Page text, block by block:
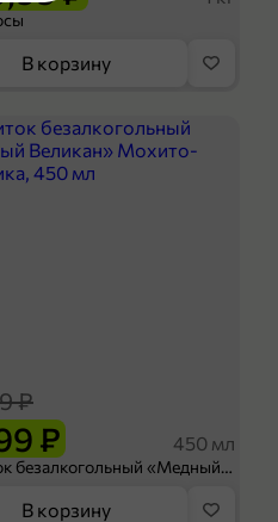
В корзину
₽
₽
450 мл
Напиток безалкогольный «Медный Великан» Мохито-клубника, 450 мл
В корзину